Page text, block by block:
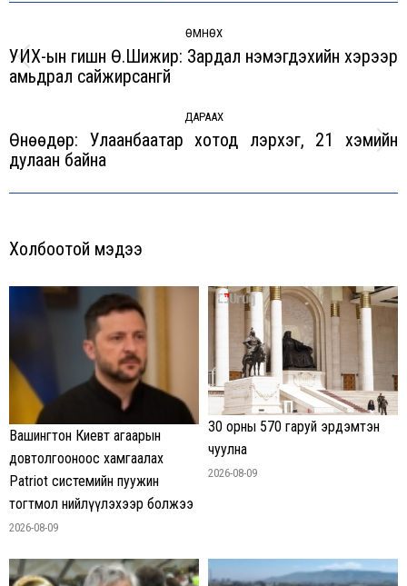
ӨМНӨХ
Previous
УИХ-ын гишүүн Ө.Шижир: Зардал нэмэгдэхийн хэрээр
амьдрал сайжирсангүй
ДАРААХ
Next
Өнөөдөр: Улаанбаатар хотод үүлэрхэг, 21 хэмийн
дулаан байна
Холбоотой мэдээ
Вашингтон Киевт агаарын
довтолгооноос хамгаалах
Patriot системийн пуужин
тогтмол нийлүүлэхээр болжээ
2026-08-09
30 орны 570 гаруй эрдэмтэн
чуулна
2026-08-09